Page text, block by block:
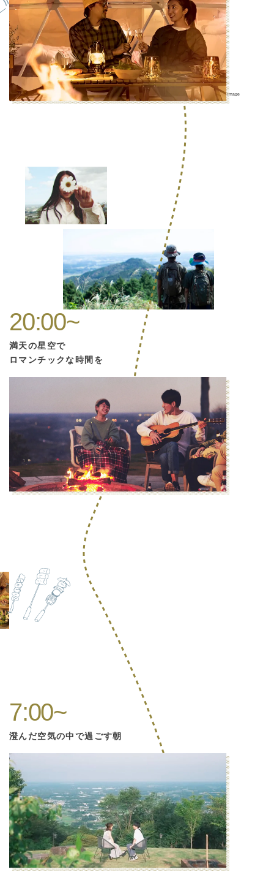
image
20:00~
満天の星空で
ロマンチックな時間を
7:00~
澄んだ空気の中で過ごす朝